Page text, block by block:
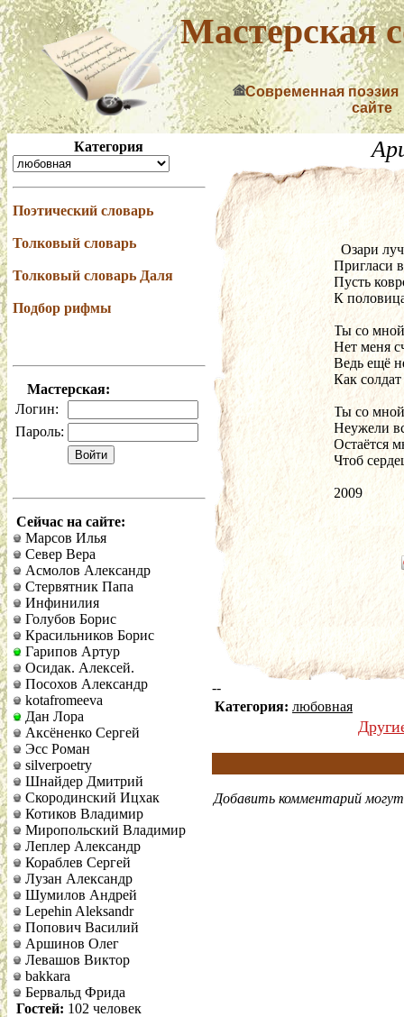
Мастерская
Современная поэзия
сайте
Категория
Поэтический словарь
Толковый словарь
Толковый словарь Даля
Подбор рифмы
Мастерская:
Логин:
Пароль:
Сейчас на сайте:
Марсов Илья
Север Вера
Асмолов Александр
Стервятник Папа
Инфинилия
Голубов Борис
Красильников Борис
Гарипов Артур
Осидак. Алексей.
Посохов Александр
kotafromeeva
Дан Лора
Аксёненко Сергей
Эсс Роман
silverpoetry
Шнайдер Дмитрий
Скородинский Ицхак
Котиков Владимир
Миропольский Владимир
Леплер Александр
Кораблев Сергей
Лузан Александр
Шумилов Андрей
Lepehin Aleksandr
Попович Василий
Аршинов Олег
Левашов Виктор
bakkara
Бервальд Фрида
Гостей: 102 человек
Озари
Пригласи
Пусть
К
Ты со
Нет меня
Ведь ещё
Как
Ты со
Неужели
Остаётся
Чтоб
2009
--
Категория: любовная
Добавить комментарий